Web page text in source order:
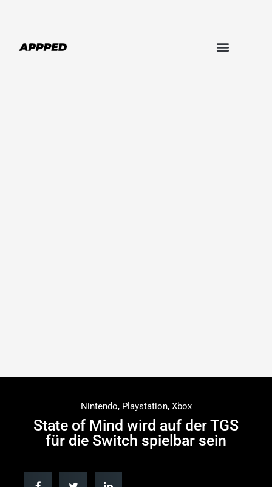
Nintendo, Playstation, Xbox
State of Mind wird auf der TGS
für die Switch spielbar sein